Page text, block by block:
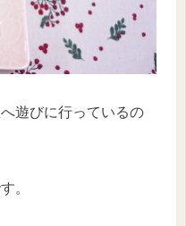
遊びに行っているの
。